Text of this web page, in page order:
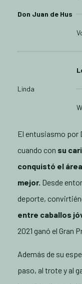
Don Juan de Hus
Linda
El entusiasmo por
cuando con su
conquistó el
mejor. Desde
deporte,
entre caballos
2021 ganó el Gran
Además de su
paso, al trote y al